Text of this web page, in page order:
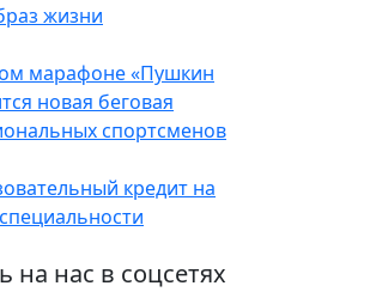
жизни
марафоне «Пушкин
новая беговая
спортсменов
кредит на
на нас в соцсетях